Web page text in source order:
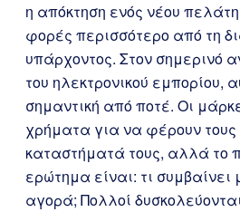
η απόκτηση ενός νέου πελάτη
φορές περισσότερο από τη
υπάρχοντος. Στον σημερινό
του ηλεκτρονικού εμπορίου,
σημαντική από ποτέ. Οι
χρήματα για να φέρουν
καταστήματά τους, αλλά το
ερώτημα είναι: τι
αγορά; Πολλοί